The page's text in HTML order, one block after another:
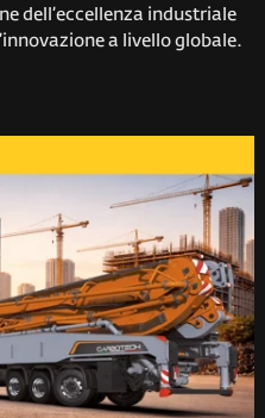
dell’eccellenza industriale
a livello globale.